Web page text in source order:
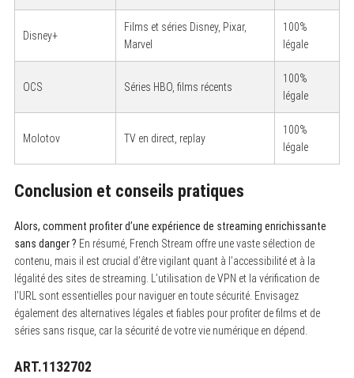
Disney+
Films et séries Disney, Pixar,
Marvel
100%
légale
OCS Séries HBO, films récents
100%
légale
Molotov TV en direct, replay
100%
légale
Conclusion et conseils pratiques
Alors, comment profiter d’une expérience de streaming enrichissante
sans danger ? En résumé, French Stream offre une vaste sélection de
contenu, mais il est crucial d’être vigilant quant à l’accessibilité et à la
légalité des sites de streaming. L’utilisation de VPN et la vérification de
l’URL sont essentielles pour naviguer en toute sécurité. Envisagez
également des alternatives légales et fiables pour profiter de films et de
séries sans risque, car la sécurité de votre vie numérique en dépend.
ART.1132702